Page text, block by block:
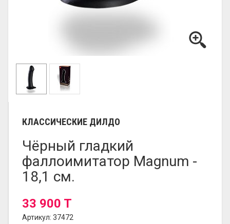
КЛАССИЧЕСКИЕ ДИЛДО
Чёрный гладкий
фаллоимитатор Magnum -
18,1 см.
33 900 T
Артикул: 37472